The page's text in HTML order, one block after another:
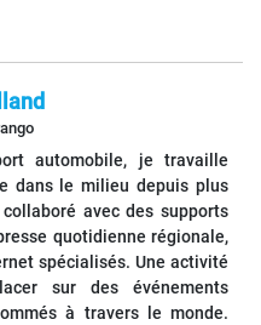
automobile, je travaille
dans le milieu depuis plus
avec des supports
quotidienne régionale,
spécialisés. Une activité
sur des événements
à travers le monde.